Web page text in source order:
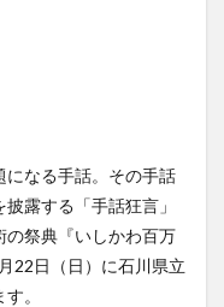
になる手話。その手話
露する「手話狂言」
の祭典『いしかわ百万
22日（日）に石川県立
。